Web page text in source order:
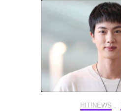
HIT!NEWS